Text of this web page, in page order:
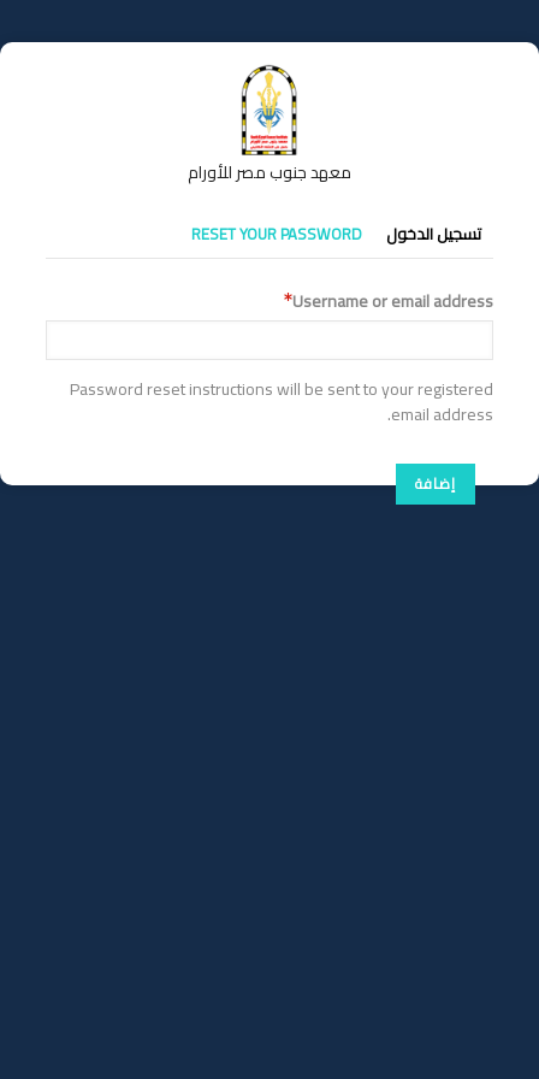
إلى
المحتوى
معهد جنوب مصر للأورام
التبويبات
الأساسية
تسجيل الدخول RESET YOUR PASSWORD
Username or email address
Password reset instructions will be sent to your registered
email address.